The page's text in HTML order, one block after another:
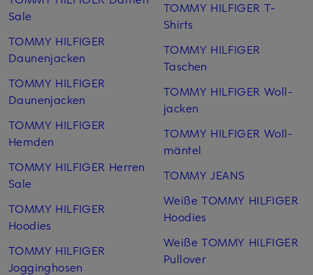
Sale
TOMMY HILFIGER
Daunenjacken
TOMMY HILFIGER
Daunenjacken
TOMMY HILFIGER
Hemden
TOMMY HILFIGER Herren
Sale
TOMMY HILFIGER
Hoodies
TOMMY HILFIGER
Jogginghosen
TOMMY HILFIGER T-
Shirts
TOMMY HILFIGER
Taschen
TOMMY HILFIGER Woll­
jacken
TOMMY HILFIGER Woll­
mäntel
TOMMY JEANS
Weiße TOMMY HILFIGER
Hoodies
Weiße TOMMY HILFIGER
Pullover